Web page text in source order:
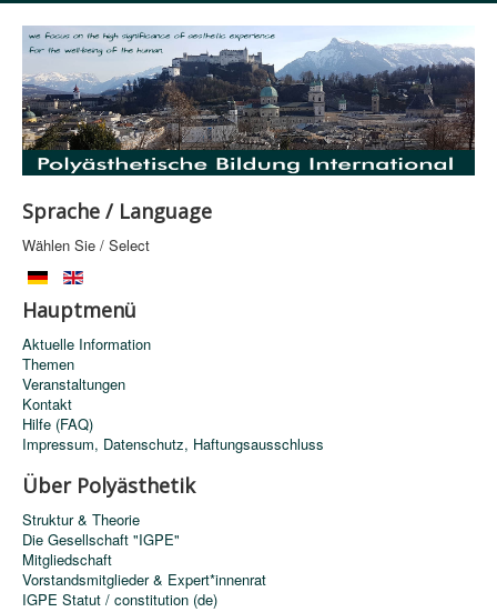
Sprache / Language
Wählen Sie / Select
Hauptmenü
Aktuelle Information
Themen
Veranstaltungen
Kontakt
Hilfe (FAQ)
Impressum, Datenschutz, Haftungsausschluss
Über Polyästhetik
Struktur & Theorie
Die Gesellschaft "IGPE"
Mitgliedschaft
Vorstandsmitglieder & Expert*innenrat
IGPE Statut / constitution (de)